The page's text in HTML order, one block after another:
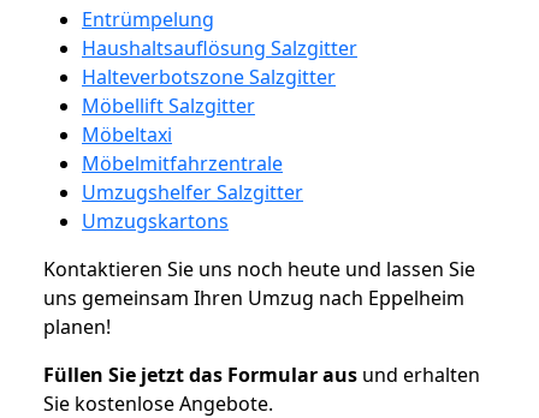
Entrümpelung
Haushaltsauflösung Salzgitter
Halteverbotszone Salzgitter
Möbellift Salzgitter
Möbeltaxi
Möbelmitfahrzentrale
Umzugshelfer Salzgitter
Umzugskartons
Kontaktieren Sie uns noch heute und lassen Sie
uns gemeinsam Ihren Umzug nach Eppelheim
planen!
Füllen Sie jetzt das Formular aus und erhalten
Sie kostenlose Angebote.